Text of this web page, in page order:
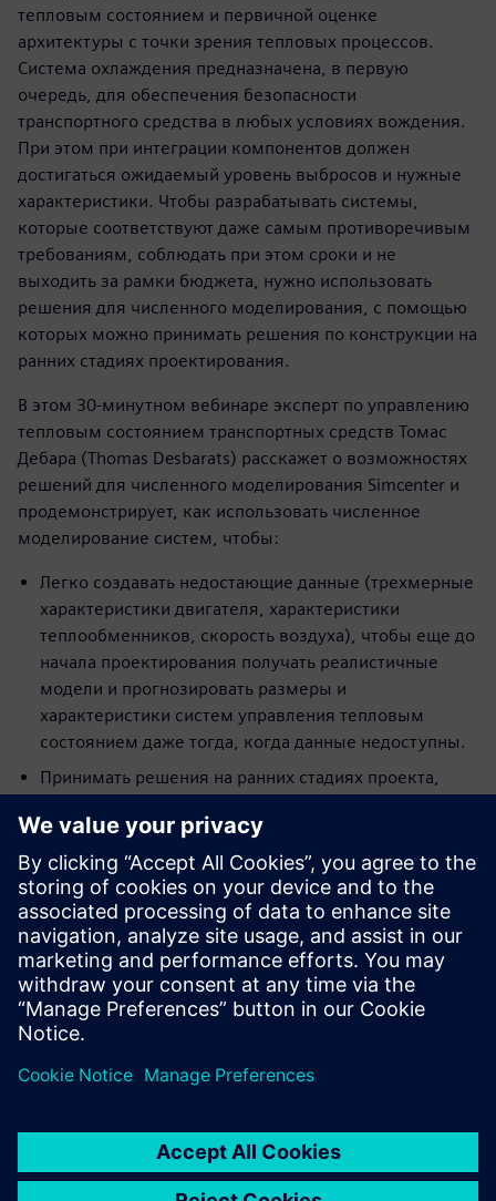
тепловым состоянием и первичной оценке
архитектуры с точки зрения тепловых процессов.
Система охлаждения предназначена, в первую
очередь, для обеспечения безопасности
транспортного средства в любых условиях вождения.
При этом при интеграции компонентов должен
достигаться ожидаемый уровень выбросов и нужные
характеристики. Чтобы разрабатывать системы,
которые соответствуют даже самым противоречивым
требованиям, соблюдать при этом сроки и не
выходить за рамки бюджета, нужно использовать
решения для численного моделирования, с помощью
которых можно принимать решения по конструкции на
ранних стадиях проектирования.
В этом 30-минутном вебинаре эксперт по управлению
тепловым состоянием транспортных средств Томас
Дебара (Thomas Desbarats) расскажет о возможностях
решений для численного моделирования Simcenter и
продемонстрирует, как использовать численное
моделирование систем, чтобы:
Легко создавать недостающие данные (трехмерные
характеристики двигателя, характеристики
теплообменников, скорость воздуха), чтобы еще до
начала проектирования получать реалистичные
модели и прогнозировать размеры и
характеристики систем управления тепловым
состоянием даже тогда, когда данные недоступны.
Принимать решения на ранних стадиях проекта,
соблюдении баланса между различными факторами
(стоимость, сроки, требования, экономия топлива)
Улучшать архитектуру двигателя и транспортного
средства с точки зрения управления тепловым
состоянием уже на первой стадии разработки, что
применимо как в системах прогревания, так и в
системах охлаждения.
Этот вебинар проводится на английском языке.